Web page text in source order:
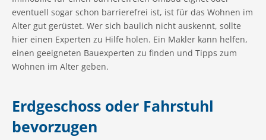
eventuell sogar schon barrierefrei ist, ist für das Wohnen im
Alter gut gerüstet. Wer sich baulich nicht auskennt, sollte
hier einen Experten zu Hilfe holen. Ein Makler kann helfen,
einen geeigneten Bauexperten zu finden und Tipps zum
Wohnen im Alter geben.
Erdgeschoss oder Fahrstuhl
bevorzugen